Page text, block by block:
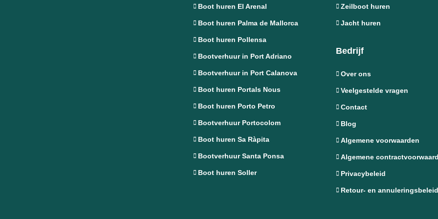
Boot huren El Arenal
Boot huren Palma de Mallorca
Boot huren Pollensa
Bootverhuur in Port Adriano
Bootverhuur in Port Calanova
Boot huren Portals Nous
Boot huren Porto Petro
Bootverhuur Portocolom
Boot huren Sa Ràpita
Bootverhuur Santa Ponsa
Boot huren Soller
Zeilboot huren
Jacht huren
Bedrijf
Over ons
Veelgestelde vragen
Contact
Blog
Algemene voorwaarden
Algemene
Privacybeleid
Retour- en annuleringsbeleid